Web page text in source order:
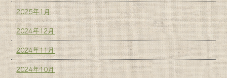
2025年1月
2024年12月
2024年11月
2024年10月